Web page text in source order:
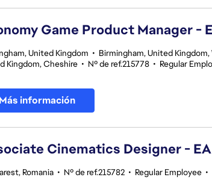
Game Product Manager -
United Kingdom • Birmingham, United
Kingdom, Cheshire • Nº de ref.215778 • Regular
Más información
Cinematics Designer -
Romania • Nº de ref.215782 • Regular Employee •